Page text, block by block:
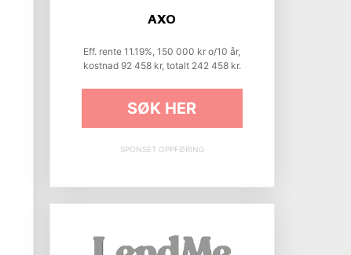
AXO
Eff. rente 11.19%, 150 000 kr o/10 år,
kostnad 92 458 kr, totalt 242 458 kr.
SØK HER
SPONSET OPPFØRING